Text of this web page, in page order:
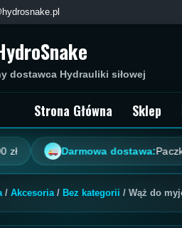
dostawca Hydrauliki siłowej
Strona Główna Sklep
Darmowa dostawa:
/ Akcesoria/ Bez kategorii / Wąż do